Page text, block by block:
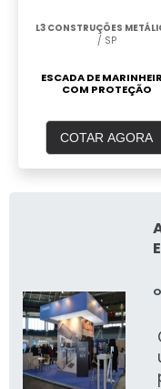
L3 CONSTRUÇÕES
/ SP
ESCADA DE
COM PROTEÇÃO
COTAR AGORA